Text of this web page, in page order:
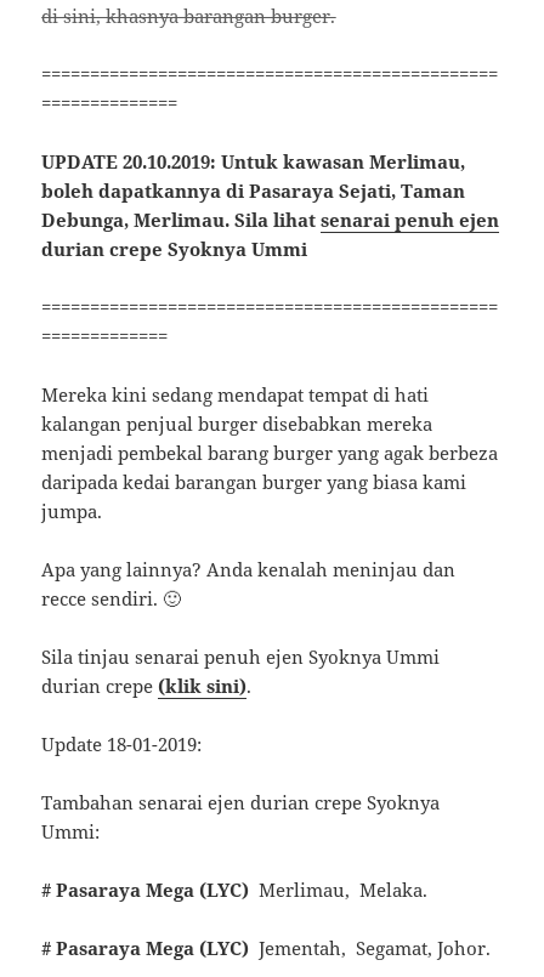
di sini, khasnya barangan burger.
===============================================
==============
UPDATE 20.10.2019: Untuk kawasan Merlimau,
boleh dapatkannya di Pasaraya Sejati, Taman
Debunga, Merlimau. Sila lihatsenarai penuh ejen
durian crepe Syoknya Ummi
===============================================
=============
Mereka kini sedang mendapat tempat di hati
kalangan penjual burger disebabkan mereka
menjadi pembekal barang burger yang agak berbeza
daripada kedai barangan burger yang biasa kami
jumpa.
Apa yang lainnya? Anda kenalah meninjau dan
recce sendiri. 🙂
Sila tinjau senarai penuh ejen Syoknya Ummi
durian crepe (klik sini).
Update 18-01-2019:
Tambahan senarai ejen durian crepe Syoknya
Ummi:
# Pasaraya Mega (LYC) Merlimau, Melaka.
# Pasaraya Mega (LYC) Jementah, Segamat, Johor.